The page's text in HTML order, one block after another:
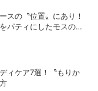
スの〝位置〟にあり！
パティにしたモスの
ィケア7選！〝もりか